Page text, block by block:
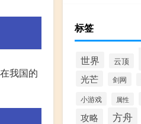
我国的
标签
世界 云顶
光芒 剑网
小游戏 属性
攻略 方舟